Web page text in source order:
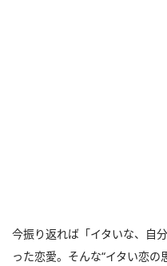
今振り返れば「イタいな、自
った恋愛。そんな“イタい恋